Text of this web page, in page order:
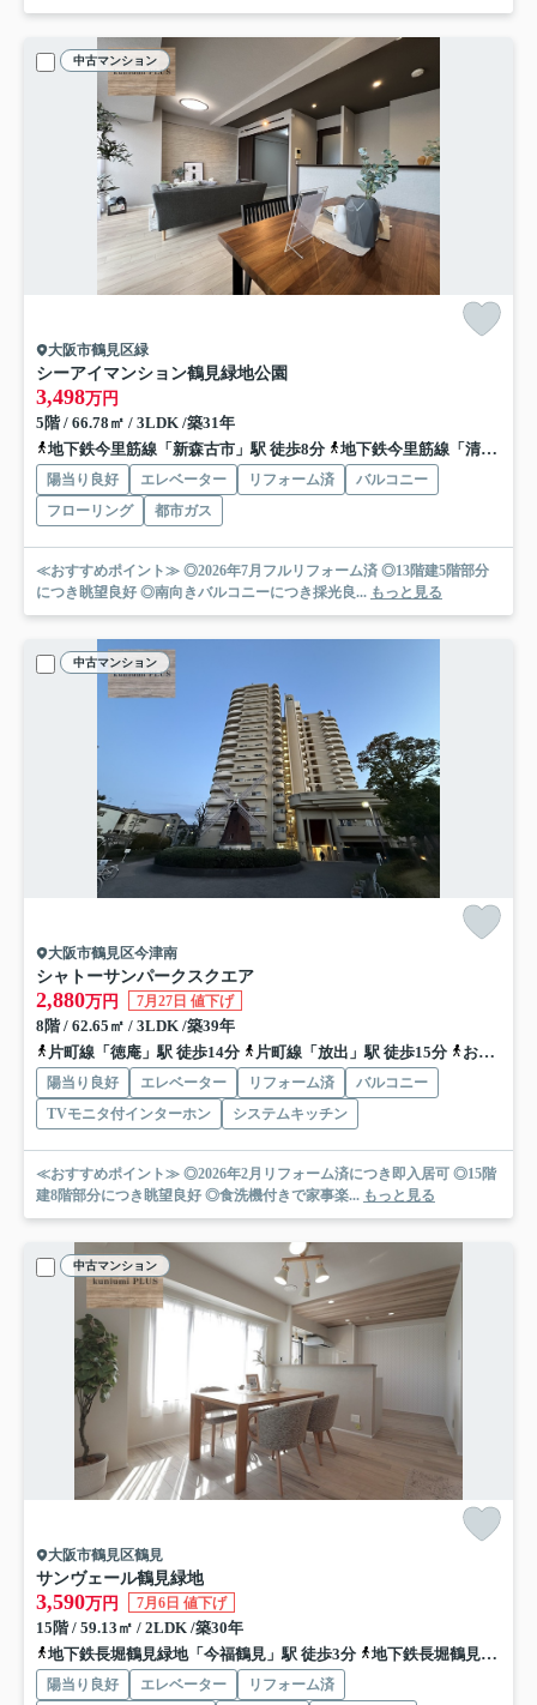
中古マンション
大阪市鶴見区緑
シーアイマンション鶴見緑地公園
3,498万円
5階 / 66.78㎡ / 3LDK /築31年
地下鉄今里筋線「新森古市」駅 徒歩8分
地下鉄今里筋線「清水」駅 徒歩16分
陽当り良好 エレベーター リフォーム済
バルコニー
フローリング
都市ガス
≪おすすめポイント≫ ◎2026年7月フルリフォーム済 ◎13階建5階部分
につき眺望良好 ◎南向きバルコニーにつき採光良... もっと見る
中古マンション
大阪市鶴見区今津南
シャトーサンパークスクエア
2,880万円 7月27日 値下げ
8階 / 62.65㎡ / 3LDK /築39年
片町線「徳庵」駅 徒歩14分
片町線「放出」駅 徒歩15分 おおさか東線「高井田中央」駅 徒歩24分
陽当り良好 エレベーター リフォーム済
バルコニー
TVモニタ付インターホン
システムキッチン
≪おすすめポイント≫ ◎2026年2月リフォーム済につき即入居可 ◎15階
建8階部分につき眺望良好 ◎食洗機付きで家事楽... もっと見る
中古マンション
大阪市鶴見区鶴見
サンヴェール鶴見緑地
3,590万円 7月6日 値下げ
15階 / 59.13㎡ / 2LDK /築30年
地下鉄長堀鶴見緑地「今福鶴見」駅 徒歩3分
地下鉄長堀鶴見緑地「横堤」駅 徒歩18分
陽当り良好 エレベーター
リフォーム済